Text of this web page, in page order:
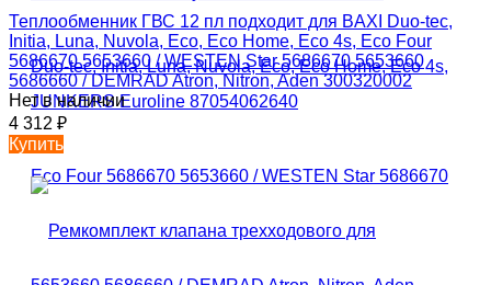
Теплообменник ГВС 12 пл подходит для BAXI Duo-tec,
Initia, Luna, Nuvola, Eco, Eco Home, Eco 4s, Eco Four
5686670 5653660 / WESTEN Star 5686670 5653660
5686660 / DEMRAD Atron, Nitron, Aden 300320002
Нет в наличии
4 312 ₽
Купить